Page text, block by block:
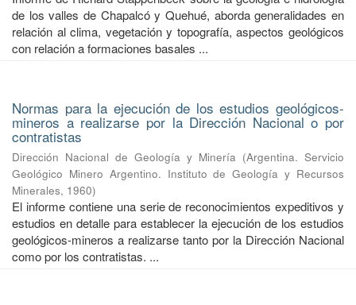
de los valles de Chapalcó y Quehué, aborda generalidades en
relación al clima, vegetación y topografía, aspectos geológicos
con relación a formaciones basales ...
Normas para la ejecución de los estudios geológicos-
mineros a realizarse por la Dirección Nacional o por
contratistas
Dirección Nacional de Geología y Minería (Argentina. Servicio
Geológico Minero Argentino. Instituto de Geología y Recursos
Minerales, 1960)
El informe contiene una serie de reconocimientos expeditivos y
estudios en detalle para establecer la ejecución de los estudios
geológicos-mineros a realizarse tanto por la Dirección Nacional
como por los contratistas. ...